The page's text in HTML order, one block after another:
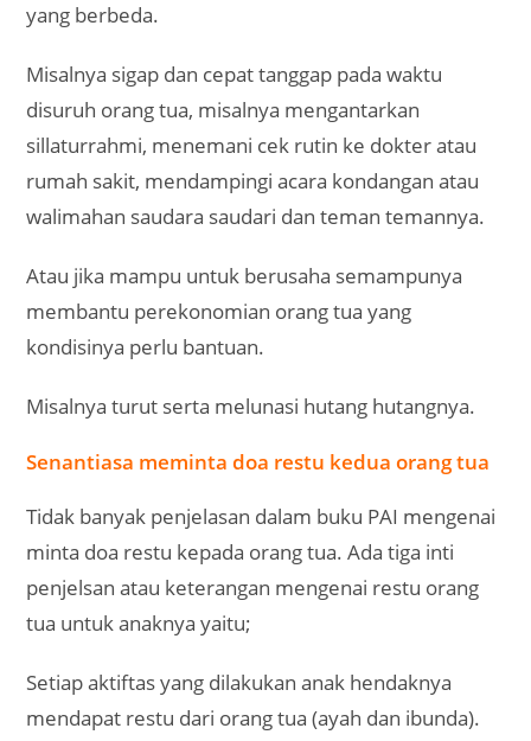
yang berbeda.
Misalnya sigap dan cepat tanggap pada waktu
disuruh orang tua, misalnya mengantarkan
sillaturrahmi, menemani cek rutin ke dokter atau
rumah sakit, mendampingi acara kondangan atau
walimahan saudara saudari dan teman temannya.
Atau jika mampu untuk berusaha semampunya
membantu perekonomian orang tua yang
kondisinya perlu bantuan.
Misalnya turut serta melunasi hutang hutangnya.
Senantiasa meminta doa restu kedua orang tua
Tidak banyak penjelasan dalam buku PAI mengenai
minta doa restu kepada orang tua. Ada tiga inti
penjelsan atau keterangan mengenai restu orang
tua untuk anaknya yaitu;
Setiap aktiftas yang dilakukan anak hendaknya
mendapat restu dari orang tua (ayah dan ibunda).